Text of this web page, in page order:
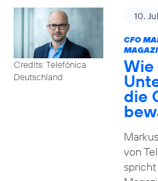
Credits: Telefónica
Deutschland
10.
CFO
Wie
die
von
spricht